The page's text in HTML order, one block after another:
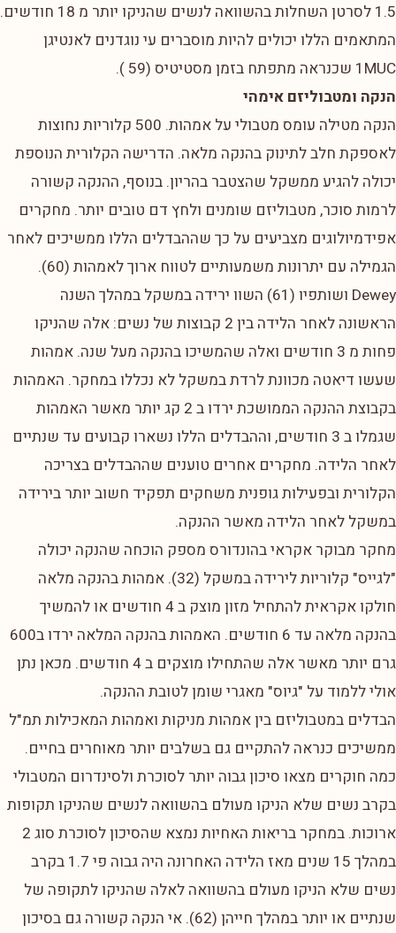
1.5 לסרטן השחלות בהשוואה לנשים שהניקו יותר מ 18 חודשים.
המתאמים הללו יכולים להיות מוסברים עי נוגדנים לאנטיגן
1MUC שכנראה מתפתח בזמן מסטיטיס (59 ).
הנקה ומטבוליזם אימהי
הנקה מטילה עומס מטבולי על אמהות. 500 קלוריות נחוצות
לאספקת חלב לתינוק בהנקה מלאה. הדרישה הקלורית הנוספת
יכולה להגיע ממשקל שהצטבר בהריון. בנוסף, ההנקה קשורה
לרמות סוכר, מטבוליזם שומנים ולחץ דם טובים יותר. מחקרים
אפידמיולוגים מצביעים על כך שההבדלים הללו ממשיכים לאחר
הגמילה עם יתרונות משמעותיים לטווח ארוך לאמהות (60).
Dewey ושותפיו (61) השוו ירידה במשקל במהלך השנה
הראשונה לאחר הלידה בין 2 קבוצות של נשים: אלה שהניקו
פחות מ 3 חודשים ואלה שהמשיכו בהנקה מעל שנה. אמהות
שעשו דיאטה מכוונת לרדת במשקל לא נכללו במחקר. האמהות
בקבוצת ההנקה הממושכת ירדו ב 2 קג יותר מאשר האמהות
שגמלו ב 3 חודשים, וההבדלים הללו נשארו קבועים עד שנתיים
לאחר הלידה. מחקרים אחרים טוענים שההבדלים בצריכה
הקלורית ובפעילות גופנית משחקים תפקיד חשוב יותר בירידה
במשקל לאחר הלידה מאשר ההנקה.
מחקר מבוקר אקראי בהונדורס מספק הוכחה שהנקה יכולה
"לגייס" קלוריות לירידה במשקל (32). אמהות בהנקה מלאה
חולקו אקראית להתחיל מזון מוצק ב 4 חודשים או להמשיך
בהנקה מלאה עד 6 חודשים. האמהות בהנקה המלאה ירדו ב600
גרם יותר מאשר אלה שהתחילו מוצקים ב 4 חודשים. מכאן נתן
אולי ללמוד על "גיוס" מאגרי שומן לטובת ההנקה.
הבדלים במטבוליזם בין אמהות מניקות ואמהות המאכילות תמ"ל
ממשיכים כנראה להתקיים גם בשלבים יותר מאוחרים בחיים.
כמה חוקרים מצאו סיכון גבוה יותר לסוכרת ולסינדרום המטבולי
בקרב נשים שלא הניקו מעולם בהשוואה לנשים שהניקו תקופות
ארוכות. במחקר בריאות האחיות נמצא שהסיכון לסוכרת סוג 2
במהלך 15 שנים מאז הלידה האחרונה היה גבוה פי 1.7 בקרב
נשים שלא הניקו מעולם בהשוואה לאלה שהניקו לתקופה של
שנתיים או יותר במהלך חייהן (62). אי הנקה קשורה גם בסיכון